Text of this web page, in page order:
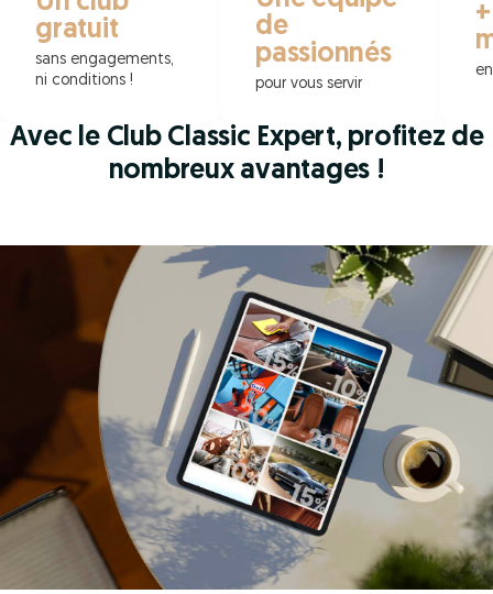
gratuit
sans engagements,
ni conditions !
de
passionnés
pour vous servir
Avec le Club Classic Expert, profitez de
nombreux avantages !